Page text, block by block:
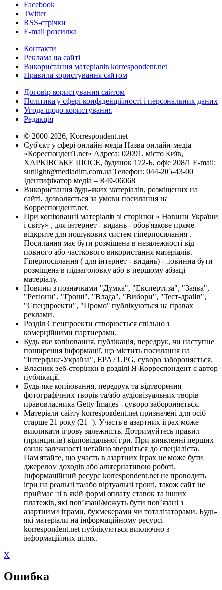
Facebook
Twitter
RSS-стрічки
E-mail розсилка
Контакти
Реклама на сайті
Використання матеріалів korrespondent.net
Правила користування сайтом
Договір користування сайтом
Політика у сфері конфіденційності і персональних даних
Угода щодо користування
Редакція
© 2000-2026, Korrespondent.net
Суб'єкт у сфері онлайн-медіа Назва онлайн-медіа –
«КореспонденТ.net» Адреса: 02091, місто Київ,
ХАРКІВСЬКЕ ШОСЕ, будинок 172-Б, офіс 208/1 E-mail:
sunlight@mediadim.com.ua Телефон: 044-205-43-00
Ідентифікатор медіа – R40-06068
Використання будь-яких матеріалів, розміщених на
сайті, дозволяється за умови посилання на
Корреспондент.net.
При копіюванні матеріалів зі сторінки « Новини України
і світу» , для інтернет - видань - обов'язкове пряме
відкрите для пошукових систем гіперпосилання .
Посилання має бути розміщена в незалежності від
повного або часткового використання матеріалів.
Гіперпосилання ( для інтернет - видань) - повинна бути
розміщена в підзаголовку або в першому абзаці
матеріалу.
Новини з позначками "Думка", "Експертиза", "Заява",
"Регіони", "Гроші", "Влада", "Вибори", "Тест-драйв",
"Спецпроекти", "Промо" публікуються на правах
реклами.
Розділ Спецпроекти створюється спільно з
комерційними партнерами.
Будь яке копіювання, публікація, передрук, чи наступне
поширення інформації, що містить посилання на
"Інтерфакс-Україна", EPA / UPG, суворо забороняється.
Власник веб-сторінки в розділі Я-Корреспондент є автор
публікації.
Будь-яке копіювання, передрук та відтворення
фотографічних творів та/або аудіовізуальних творів
правовласника Getty Images - суворо забороняється.
Матеріали сайту korrespondent.net призначені для осіб
старше 21 року (21+). Участь в азартних іграх може
викликати ігрову залежність. Дотримуйтесь правил
(принципів) відповідальної гри. При виявленні перших
ознак залежності негайно зверніться до спеціаліста.
Пам'ятайте, що участь в азартних іграх не може бути
джерелом доходів або альтернативою роботі.
Інформаційний ресурс korrespondent.net не проводить
ігри на реальні та/або віртуальні гроші, також сайт не
приймає ні в якій формі оплату ставок та інших
платежів, які пов’язані/можуть бути пов’язані з
азартними іграми, букмекерами чи тоталізаторами. Будь-
які матеріали на інформаційному ресурсі
korrespondent.net публікуються виключно в
інформаційних цілях.
X
Ошибка